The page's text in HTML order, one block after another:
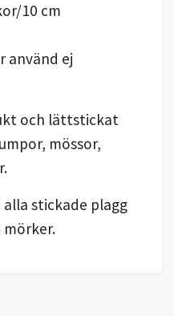
10 cm
använd ej
och lättstickat
mössor,
alla stickade plagg
mörker.